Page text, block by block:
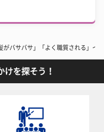
がバサバサ」「よく職質される」イ
けを探そう！